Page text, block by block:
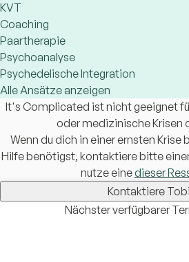
KVT
Coaching
Paartherapie
Psychoanalyse
Psychedelische Integration
Alle Ansätze anzeigen
It's Complicated ist nicht geeignet
oder medizinische Krisen
Wenn du dich in einer ernsten Krise
Hilfe benötigst, kontaktiere bitte
nutze einedieser
Kontaktiere
Nächster verfügbarer